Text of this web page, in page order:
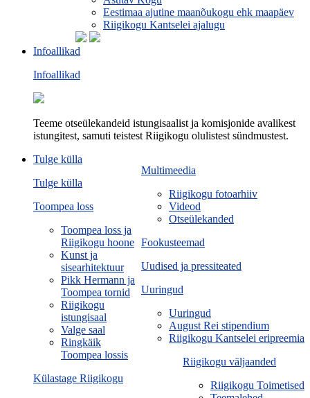
Eestimaa ajutine maanõukogu ehk maapäev
Riigikogu Kantselei ajalugu
Infoallikad
Infoallikad
Teeme otseülekandeid istungisaalist ja komisjonide avalikest
istungitest, samuti teistest Riigikogu olulistest sündmustest.
Multimeedia
Riigikogu fotoarhiiv
Videod
Otseülekanded
Fookusteemad
Uudised ja pressiteated
Uuringud
Uuringud
August Rei stipendium
Riigikogu Kantselei eripreemia
Riigikogu väljaanded
Riigikogu Toimetised
Tulge külla
Tulge külla
Toompea loss
Toompea loss ja
Riigikogu hoone
Kunst ja
sisearhitektuur
Pikk Hermann ja
Toompea tornid
Riigikogu
istungisaal
Valge saal
Ringkäik
Toompea lossis
Külastage Riigikogu